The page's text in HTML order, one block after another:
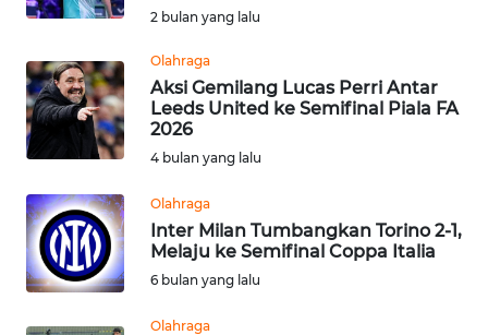
2 bulan yang lalu
Olahraga
Aksi Gemilang Lucas Perri Antar
Leeds United ke Semifinal Piala FA
2026
4 bulan yang lalu
Olahraga
Inter Milan Tumbangkan Torino 2-1,
Melaju ke Semifinal Coppa Italia
6 bulan yang lalu
Olahraga
INTERNASIONAL
PENDIDIKAN
OLAHRAGA